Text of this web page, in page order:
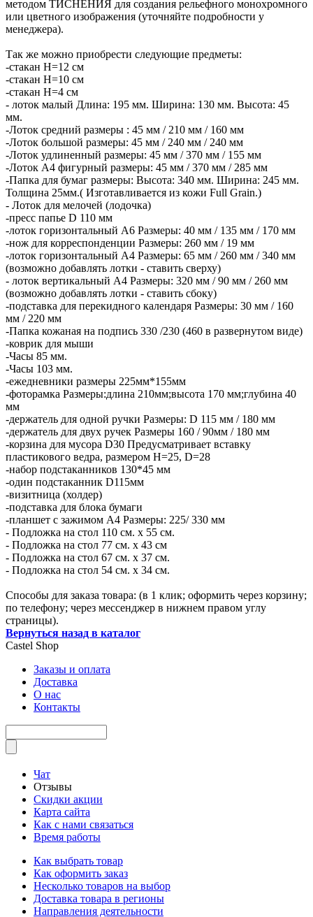
методом ТИСНЕНИЯ для создания рельефного монохромного
или цветного изображения (уточняйте подробности у
менеджера).
Так же можно приобрести следующие предметы:
-стакан H=12 см
-стакан H=10 см
-стакан H=4 см
- лоток малый Длина: 195 мм. Ширина: 130 мм. Высота: 45
мм.
-Лоток средний размеры : 45 мм / 210 мм / 160 мм
-Лоток большой размеры: 45 мм / 240 мм / 240 мм
-Лоток удлиненный размеры: 45 мм / 370 мм / 155 мм
-Лоток А4 фигурный размеры: 45 мм / 370 мм / 285 мм
-Папка для бумаг размеры: Высота: 340 мм. Ширина: 245 мм.
Толщина 25мм.( Изготавливается из кожи Full Grain.)
- Лоток для мелочей (лодочка)
-пресс папье D 110 мм
-лоток горизонтальный А6 Размеры: 40 мм / 135 мм / 170 мм
-нож для корреспонденции Размеры: 260 мм / 19 мм
-лоток горизонтальный А4 Размеры: 65 мм / 260 мм / 340 мм
(возможно добавлять лотки - ставить сверху)
- лоток вертикальный А4 Размеры: 320 мм / 90 мм / 260 мм
(возможно добавлять лотки - ставить сбоку)
-подставка для перекидного календаря Размеры: 30 мм / 160
мм / 220 мм
-Папка кожаная на подпись 330 /230 (460 в развернутом виде)
-коврик для мыши
-Часы 85 мм.
-Часы 103 мм.
-ежедневники размеры 225мм*155мм
-фоторамка Размеры:длина 210мм;высота 170 мм;глубина 40
мм
-держатель для одной ручки Размеры: D 115 мм / 180 мм
-держатель для двух ручек Размеры 160 / 90мм / 180 мм
-корзина для мусора D30 Предусматривает вставку
пластикового ведра, размером H=25, D=28
-набор подстаканников 130*45 мм
-один подстаканник D115мм
-визитница (холдер)
-подставка для блока бумаги
-планшет с зажимом А4 Размеры: 225/ 330 мм
- Подложка на стол 110 см. х 55 см.
- Подложка на стол 77 см. х 43 см
- Подложка на стол 67 см. х 37 см.
- Подложка на стол 54 см. х 34 см.
Способы для заказа товара: (в 1 клик; оформить через корзину;
по телефону; через мессенджер в нижнем правом углу
страницы).
Вернуться назад в каталог
Castel Shop
Заказы и оплата
Доставка
О нас
Контакты
Чат
Отзывы
Скидки акции
Карта сайта
Как с нами связаться
Время работы
Как выбрать товар
Как оформить заказ
Несколько товаров на выбор
Доставка товара в регионы
Направления деятельности